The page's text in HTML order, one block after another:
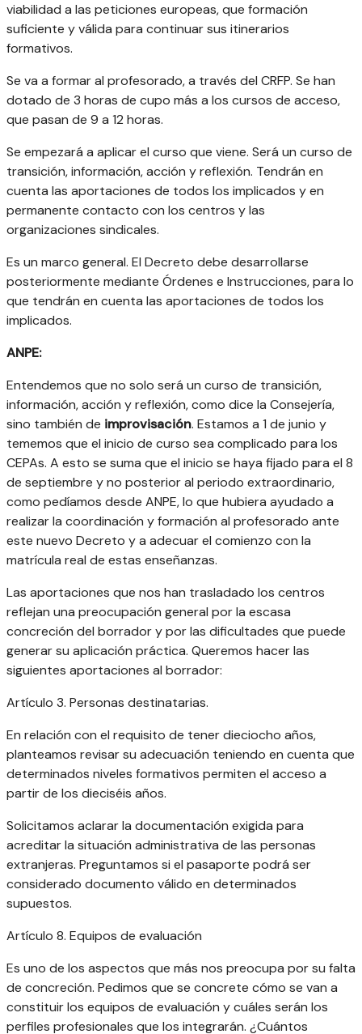
viabilidad a las peticiones europeas, que formación
suficiente y válida para continuar sus itinerarios
formativos.
Se va a formar al profesorado, a través del CRFP. Se han
dotado de 3 horas de cupo más a los cursos de acceso,
que pasan de 9 a 12 horas.
Se empezará a aplicar el curso que viene. Será un curso de
transición, información, acción y reflexión. Tendrán en
cuenta las aportaciones de todos los implicados y en
permanente contacto con los centros y las
organizaciones sindicales.
Es un marco general. El Decreto debe desarrollarse
posteriormente mediante Órdenes e Instrucciones, para lo
que tendrán en cuenta las aportaciones de todos los
implicados.
ANPE:
Entendemos que no solo será un curso de transición,
información, acción y reflexión, como dice la Consejería,
sino también de improvisación. Estamos a 1 de junio y
tememos que el inicio de curso sea complicado para los
CEPAs. A esto se suma que el inicio se haya fijado para el 8
de septiembre y no posterior al periodo extraordinario,
como pedíamos desde ANPE, lo que hubiera ayudado a
realizar la coordinación y formación al profesorado ante
este nuevo Decreto y a adecuar el comienzo con la
matrícula real de estas enseñanzas.
Las aportaciones que nos han trasladado los centros
reflejan una preocupación general por la escasa
concreción del borrador y por las dificultades que puede
generar su aplicación práctica. Queremos hacer las
siguientes aportaciones al borrador:
Artículo 3. Personas destinatarias.
En relación con el requisito de tener dieciocho años,
planteamos revisar su adecuación teniendo en cuenta que
determinados niveles formativos permiten el acceso a
partir de los dieciséis años.
Solicitamos aclarar la documentación exigida para
acreditar la situación administrativa de las personas
extranjeras. Preguntamos si el pasaporte podrá ser
considerado documento válido en determinados
supuestos.
Artículo 8. Equipos de evaluación
Es uno de los aspectos que más nos preocupa por su falta
de concreción. Pedimos que se concrete cómo se van a
constituir los equipos de evaluación y cuáles serán los
perfiles profesionales que los integrarán. ¿Cuántos